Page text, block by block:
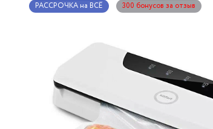
РАССРОЧКА на ВСЁ 300 бонусов за отзыв